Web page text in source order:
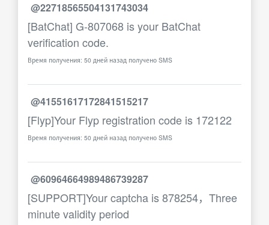
@22718565504131743034
[BatChat] G-807068 is your BatChat
verification code.
Время получения: 50 дней назад получено SMS
@41551617172841515217
[Flyp]Your Flyp registration code is 172122
Время получения: 50 дней назад получено SMS
@60964664989486739287
[SUPPORT]Your captcha is 878254，Three
minute validity period